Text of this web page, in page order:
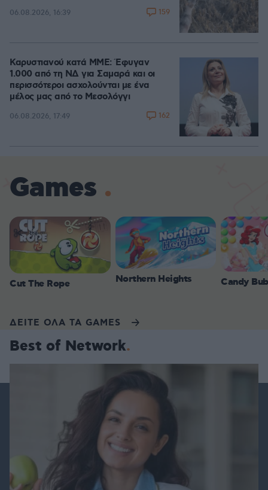
06.08.2026, 16:39 159
Καρυστιανού κατά ΜΜΕ: Έφυγαν
1.000 από τη ΝΔ για Σαμαρά και οι
περισσότεροι ασχολούνται με ένα
μέλος μας από το Μεσολόγγι
06.08.2026, 17:49 162
Games
Cut The Rope Northern Heights Candy
ΔΕΙΤΕ ΟΛΑ ΤΑ GAMES
Best of Network